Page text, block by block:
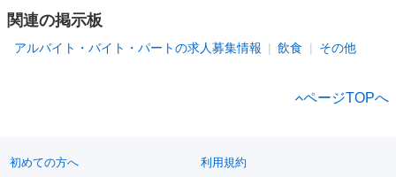
関連の掲示板
アルバイト・バイト・パートの求人募集情報 飲食 その他
ページTOPへ
初めての方へ 利用規約